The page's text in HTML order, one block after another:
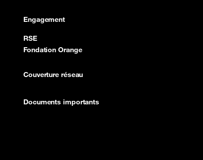
Engagement
RSE
Fondation Orange
Couverture réseau
Documents importants